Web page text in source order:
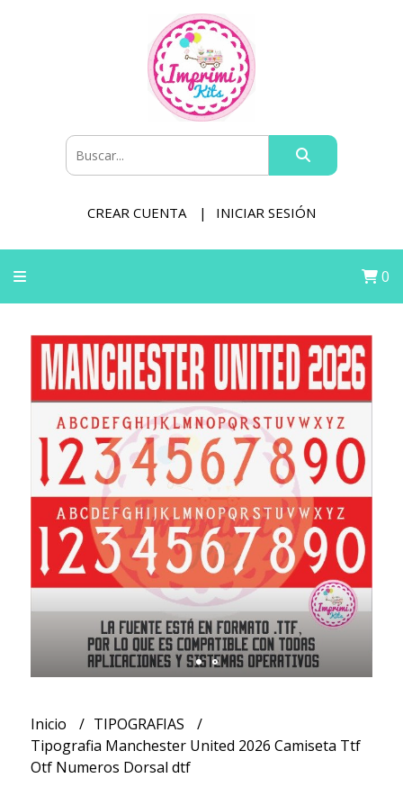
CREAR CUENTA INICIAR SESIÓN
0
Inicio
TIPOGRAFIAS
Tipografia Manchester United 2026 Camiseta Ttf
Otf Numeros Dorsal dtf